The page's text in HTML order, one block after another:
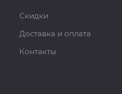
Скидки
Доставка и оплата
Контакты